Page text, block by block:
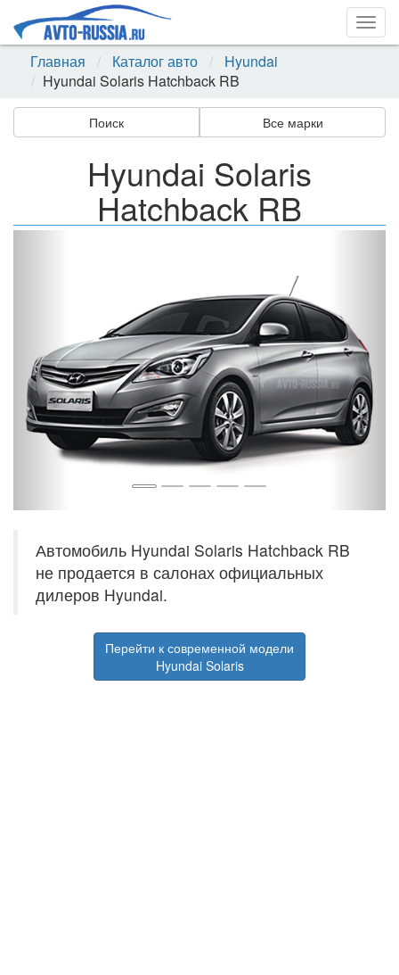
Главная
Каталог авто
Hyundai
Hyundai Solaris Hatchback RB
Поиск Все марки
Hyundai Solaris
Hatchback RB
Автомобиль Hyundai Solaris Hatchback RB
не продается в салонах официальных
дилеров Hyundai.
Перейти к современной модели
Hyundai Solaris